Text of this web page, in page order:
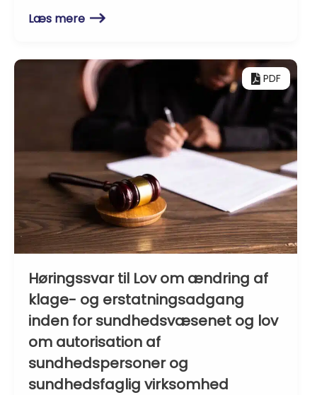
Læs mere
PDF
Høringssvar til Lov om ændring af
klage- og erstatningsadgang
inden for sundhedsvæsenet og lov
om autorisation af
sundhedspersoner og
sundhedsfaglig virksomhed